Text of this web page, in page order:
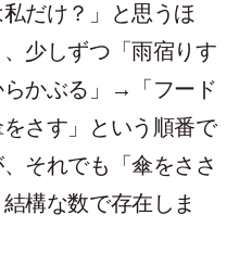
だけ？」と思うほ
少しずつ「雨宿りす
かぶる」→「フード
さす」という順番で
それでも「傘をささ
構な数で存在しま